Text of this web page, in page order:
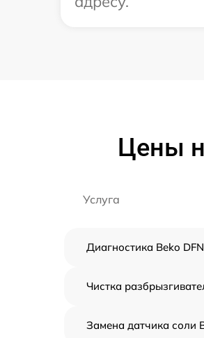
Цены
Услуга
Диагностика Beko
Чистка
Замена датчика соли